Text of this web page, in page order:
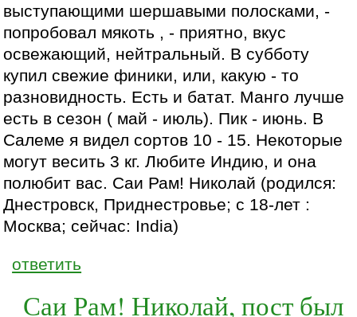
выступающими шершавыми полосками, -
попробовал мякоть , - приятно, вкус
освежающий, нейтральный. В субботу
купил свежие финики, или, какую - то
разновидность. Есть и батат. Манго лучше
есть в сезон ( май - июль). Пик - июнь. В
Салеме я видел сортов 10 - 15. Некоторые
могут весить 3 кг. Любите Индию, и она
полюбит вас. Саи Рам! Николай (родился:
Днестровск, Приднестровье; с 18-лет :
Москва; сейчас: India)
ответить
Саи Рам! Николай, пост был